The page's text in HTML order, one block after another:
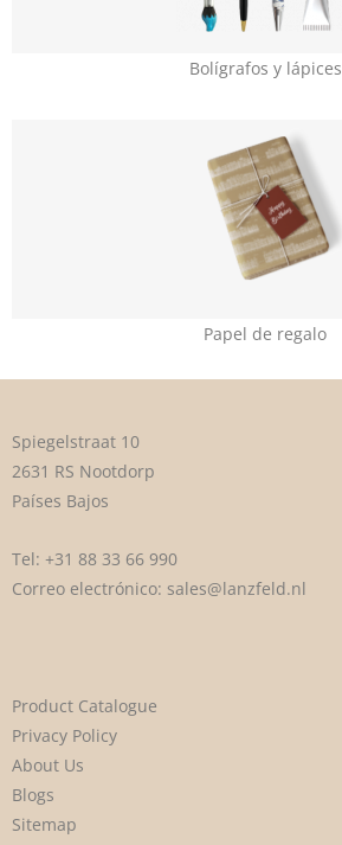
Bolígrafos y lápices
Papel de regalo
Spiegelstraat 10
2631 RS Nootdorp
Países Bajos
Tel: +31 88 33 66 990
Correo electrónico: sales@lanzfeld.nl
Product Catalogue
Privacy Policy
About Us
Blogs
Sitemap